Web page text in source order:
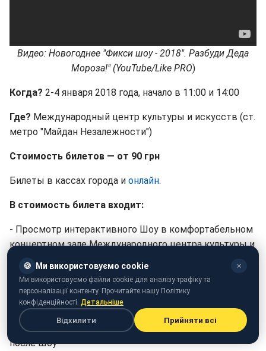
Видео: Новогоднее "Фикси шоу - 2018". Разбуди Деда
Мороза!" (YouTube/Like PRO)
Когда? 2-4 января 2018 года, начало в 11:00 и 14:00
Где? Международный центр культуры и искусств (ст.
метро "Майдан Незалежности")
Стоимость билетов — от 90 грн
Билеты в кассах города и онлайн.
В стоимость билета входит:
- Просмотр интерактивного Шоу в комфортабельном
концертном зале Международного центра культуры и
искусств
- Новогоднее настроение и сказочная атмосфера —
Дед Мороз, новогодняя елка, анимационная
программа "Фикси БУМ" — веселые игры с
Фиксиками в фойе концертного зала перед началом и
после Шоу
🍪 Ми використовуємо cookie ✕
Ми використовуємо файли cookie для аналізу трафіку та
персоналізації контенту. Прочитайте нашу Політику
конфіденційності. Детальніше
Відхилити Прийняти всі